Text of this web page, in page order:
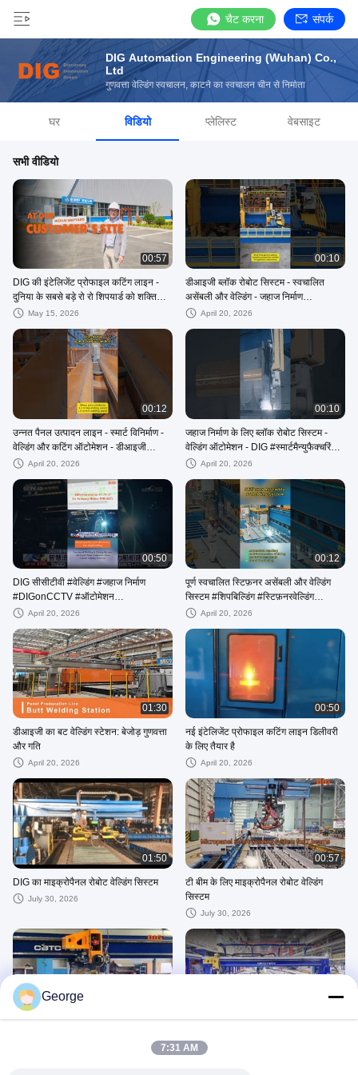
चैट करना संपर्क
DIG Automation Engineering (Wuhan) Co.,
Ltd
गुणवत्ता वेल्डिंग स्वचालन, काटने का स्वचालन चीन से निर्माता
घर विडियो प्लेलिस्ट वेबसाइट
सभी वीडियो
00:57
DIG की इंटेलिजेंट प्रोफाइल कटिंग लाइन -
दुनिया के सबसे बड़े रो रो शिपयार्ड को शक्ति
प्रदान करती है
May 15, 2026
00:10
डीआइजी ब्लॉक रोबोट सिस्टम - स्वचालित
असेंबली और वेल्डिंग - जहाज निर्माण
#स्मार्टमैन्युफैक्चरिंग #शॉर्ट्स
April 20, 2026
00:12
उन्नत पैनल उत्पादन लाइन - स्मार्ट विनिर्माण -
वेल्डिंग और कटिंग ऑटोमेशन - डीआइजी
#वेल्डिंगApril 20, 2026
00:10
जहाज निर्माण के लिए ब्लॉक रोबोट सिस्टम -
वेल्डिंग ऑटोमेशन - DIG #स्मार्टमैन्युफैक्चरिंग
#वेल्डिंगApril 20, 2026
00:50
DIG सीसीटीवी #वेल्डिंग #जहाज निर्माण
#DIGonCCTV #ऑटोमेशन
#स्मार्टमैन्युफैक्चरिंग पर विशेष रुप से प्रदर्शित
April 20, 2026
00:12
पूर्ण स्वचालित स्टिफ़नर असेंबली और वेल्डिंग
सिस्टम #शिपबिल्डिंग #स्टिफ़नरवेल्डिंग
#रोबोटिकवेल्डिंग
April 20, 2026
01:30
डीआइजी का बट वेल्डिंग स्टेशन: बेजोड़ गुणवत्ता
और गति
April 20, 2026
00:50
नई इंटेलिजेंट प्रोफाइल कटिंग लाइन डिलीवरी
के लिए तैयार है
April 20, 2026
01:50
DIG का माइक्रोपैनल रोबोट वेल्डिंग सिस्टम
July 30, 2026
00:57
टी बीम के लिए माइक्रोपैनल रोबोट वेल्डिंग
सिस्टम
July 30, 2026
August 07, 2026
George
7:31 AM